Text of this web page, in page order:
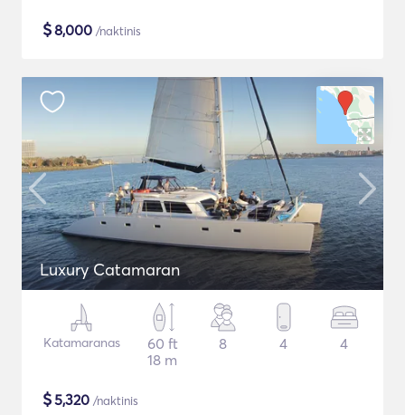
$8,000 /naktinis
Luxury Catamaran
Katamaranas
60 ft
18 m
8 4 4
$5,320 /naktinis